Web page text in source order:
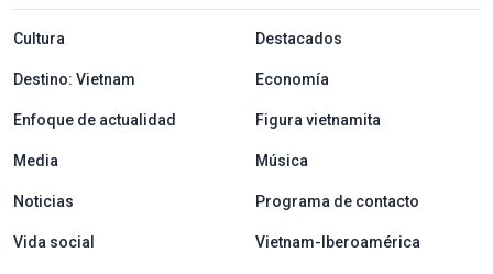
menu footer tiếng Tây ban nha
Cultura Destacados
Destino: Vietnam Economía
Enfoque de actualidad Figura vietnamita
Media Música
Noticias Programa de contacto
Vida social Vietnam-Iberoamérica